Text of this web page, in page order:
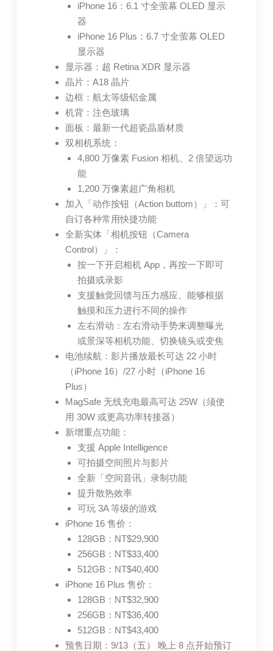
iPhone 16：6.1 寸全萤幕 OLED 显示
器
iPhone 16 Plus：6.7 寸全萤幕 OLED
显示器
显示器：超 Retina XDR 显示器
晶片：A18 晶片
边框：航太等级铝金属
机背：注色玻璃
面板：最新一代超瓷晶盾材质
双相机系统：
4,800 万像素 Fusion 相机、2 倍望远功
能
1,200 万像素超广角相机
加入「动作按钮（Action buttom）」：可
自订各种常用快捷功能
全新实体「相机按钮（Camera
Control）」：
按一下开启相机 App，再按一下即可
拍摄或录影
支援触觉回馈与压力感应、能够根据
触摸和压力进行不同的操作
左右滑动：左右滑动手势来调整曝光
或景深等相机功能、切换镜头或变焦
电池续航：影片播放最长可达 22 小时
（iPhone 16）/27 小时（iPhone 16
Plus）
MagSafe 无线充电最高可达 25W（须使
用 30W 或更高功率转接器）
新增重点功能：
支援 Apple Intelligence
可拍摄空间照片与影片
全新「空间音讯」录制功能
提升散热效率
可玩 3A 等级的游戏
iPhone 16 售价：
128GB：NT$29,900
256GB：NT$33,400
512GB：NT$40,400
iPhone 16 Plus 售价：
128GB：NT$32,900
256GB：NT$36,400
512GB：NT$43,400
预售日期：9/13（五） 晚上 8 点开始预订